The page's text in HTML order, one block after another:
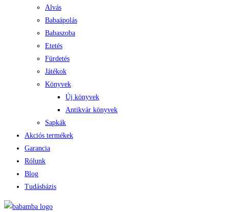
Alvás
Babaápolás
Babaszoba
Etetés
Fürdetés
Játékok
Könyvek
Új könyvek
Antikvár könyvek
Sapkák
Akciós termékek
Garancia
Rólunk
Blog
Tudásbázis